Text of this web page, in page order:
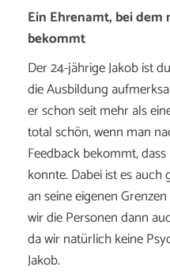
Ein Ehrenamt, bei dem
bekommt
Der 24-jährige Jakob ist
die Ausbildung
er schon seit mehr als
total schön, wenn man
Feedback bekommt,
konnte. Dabei ist es
an seine eigenen
wir die Personen dann
da wir natürlich keine
Jakob.